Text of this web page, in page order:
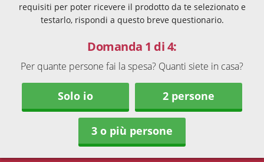
requisiti per poter ricevere il prodotto da te selezionato e
testarlo, rispondi a questo breve questionario.
Domanda 1 di 4:
Per quante persone fai la spesa? Quanti siete in casa?
Solo io 2 persone
3 o più persone